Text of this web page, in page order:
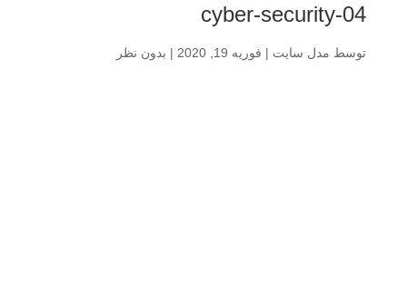
cyber-security-04
توسط مدل سایت | فوریه 19, 2020 | بدون نظر